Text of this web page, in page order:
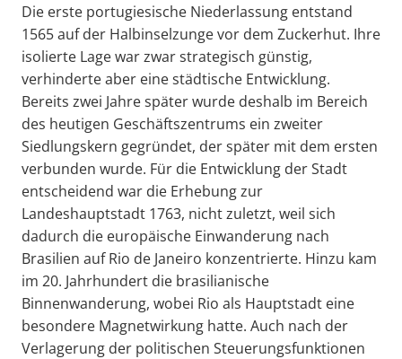
Die erste portugiesische Niederlassung entstand
1565 auf der Halbinselzunge vor dem Zuckerhut. Ihre
isolierte Lage war zwar strategisch günstig,
verhinderte aber eine städtische Entwicklung.
Bereits zwei Jahre später wurde deshalb im Bereich
des heutigen Geschäftszentrums ein zweiter
Siedlungskern gegründet, der später mit dem ersten
verbunden wurde. Für die Entwicklung der Stadt
entscheidend war die Erhebung zur
Landeshauptstadt 1763, nicht zuletzt, weil sich
dadurch die europäische Einwanderung nach
Brasilien auf Rio de Janeiro konzentrierte. Hinzu kam
im 20. Jahrhundert die brasilianische
Binnenwanderung, wobei Rio als Hauptstadt eine
besondere Magnetwirkung hatte. Auch nach der
Verlagerung der politischen Steuerungsfunktionen